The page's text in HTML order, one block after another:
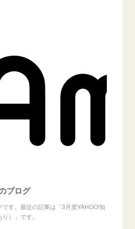
ブログ
す。最近の記事は「3月度YAHOO!知
）」です。